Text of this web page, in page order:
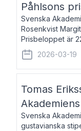
Påhlsons
Svenska
Rosenkvist
Prisbeloppet är
född 1965, är
universitet. Han
2026-03-19
Tomas
Svenska
gustavianska